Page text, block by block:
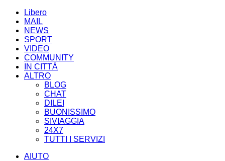
Libero
MAIL
NEWS
SPORT
VIDEO
COMMUNITY
IN CITTÀ
ALTRO
BLOG
CHAT
DILEI
BUONISSIMO
SIVIAGGIA
24X7
TUTTI I SERVIZI
AIUTO